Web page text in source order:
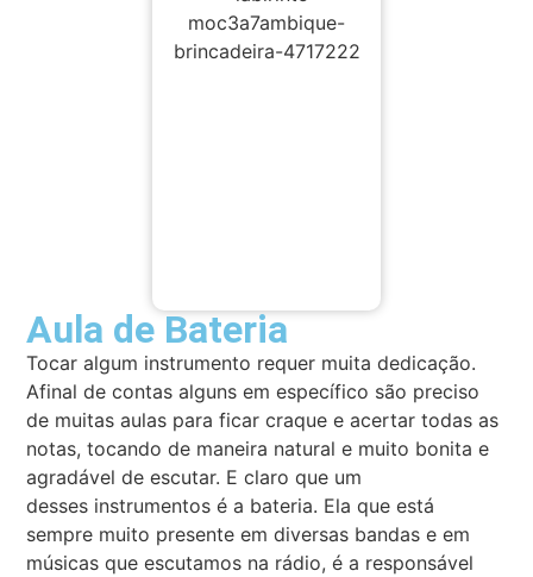
Aula de Bateria
Tocar algum instrumento requer muita dedicação.
Afinal de contas alguns em específico são preciso
de muitas aulas para ficar craque e acertar todas as
notas, tocando de maneira natural e muito bonita e
agradável de escutar. E claro que um
desses instrumentos é a bateria. Ela que está
sempre muito presente em diversas bandas e em
músicas que escutamos na rádio, é a responsável